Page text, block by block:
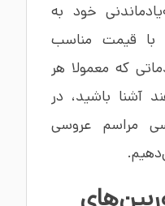
خود به
با قیمت مناسب
که معمولا هر
آشنا باشید، در
مراسم عروسی